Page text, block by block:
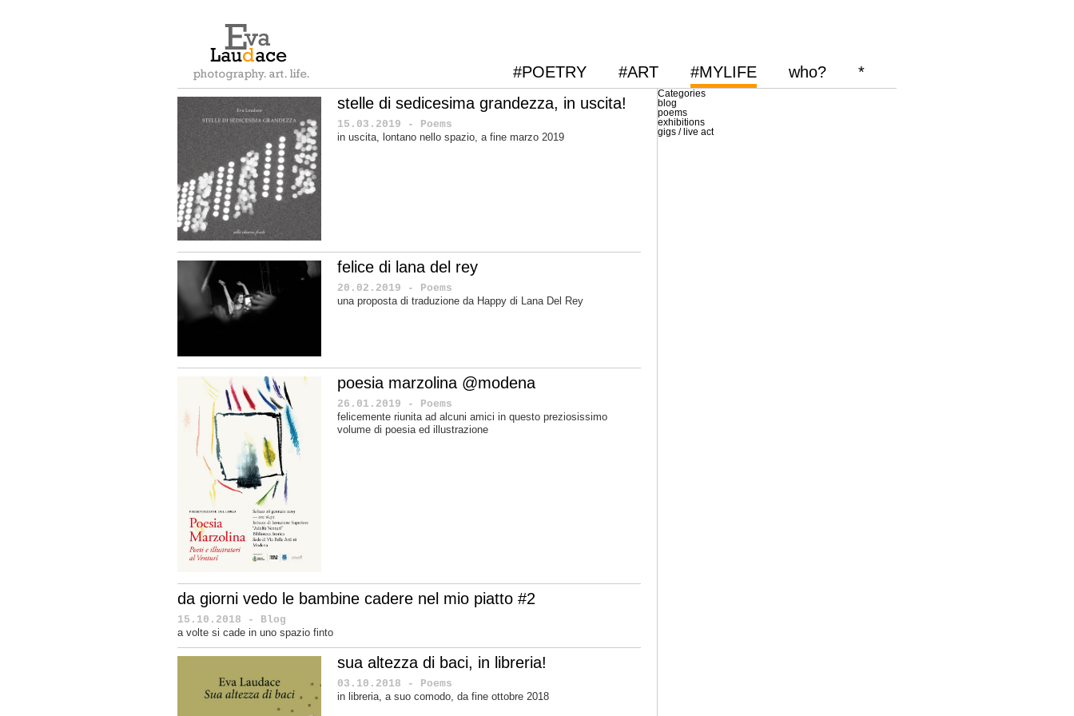
#POETRY #ART #MYLIFE who?
*
stelle di sedicesima grandezza, in uscita!
15.03.2019 - Poems
in uscita, lontano nello spazio, a fine marzo 2019
felice di lana del rey
20.02.2019 - Poems
una proposta di traduzione da Happy di Lana Del Rey
poesia marzolina @modena
26.01.2019 - Poems
felicemente riunita ad alcuni amici in questo preziosissimo
volume di poesia ed illustrazione
da giorni vedo le bambine cadere nel mio piatto #2
15.10.2018 - Blog
a volte si cade in uno spazio finto
sua altezza di baci, in libreria!
03.10.2018 - Poems
in libreria, a suo comodo, da fine ottobre 2018
Categories
blog
poems
exhibitions
gigs / live act